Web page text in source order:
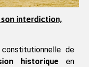
interdiction,
de
historique en